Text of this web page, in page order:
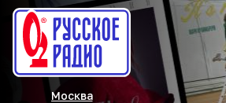
Москва